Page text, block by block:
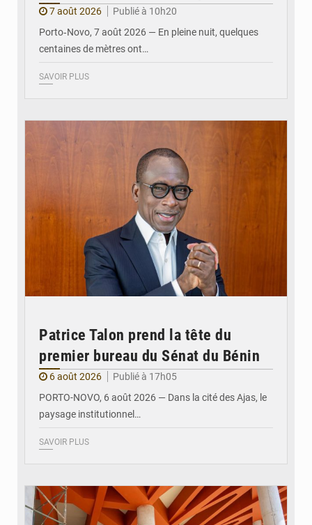
7 août 2026
Publié à 10h20
Porto‑Novo, 7 août 2026 — En pleine nuit, quelques
centaines de mètres ont…
SAVOIR PLUS
Patrice Talon prend la tête du
premier bureau du Sénat du Bénin
6 août 2026
Publié à 17h05
PORTO-NOVO, 6 août 2026 — Dans la cité des Ajas, le
paysage institutionnel…
SAVOIR PLUS